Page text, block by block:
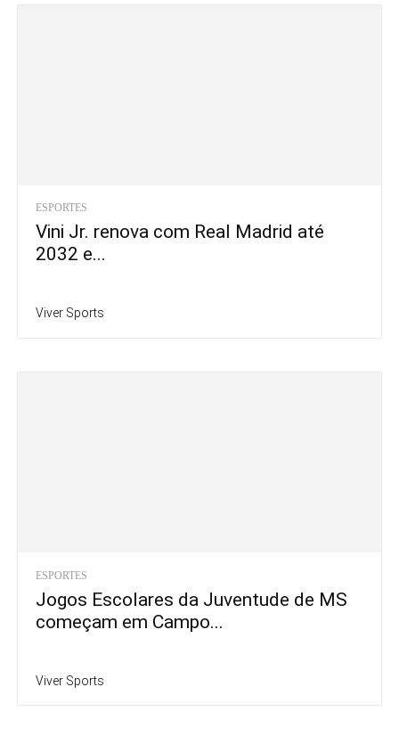
ESPORTES
Vini Jr. renova com Real Madrid até
2032 e...
Viver Sports
ESPORTES
Jogos Escolares da Juventude de MS
começam em Campo...
Viver Sports